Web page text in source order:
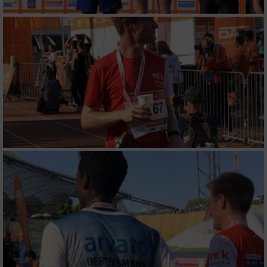
Verwendung von Profilen zur Auswahl
personalisierter Inhalte
Messung der Werbeleistung
Messung der Performance von Inhalten
Analyse von Zielgruppen durch Statistiken
oder Kombinationen von Daten aus
verschiedenen Quellen
Entwicklung und Verbesserung der Angebote
Verwendung reduzierter Daten zur Auswahl
von Inhalten
IAB-Besonderheiten:
Verwendung genauer Standortdaten